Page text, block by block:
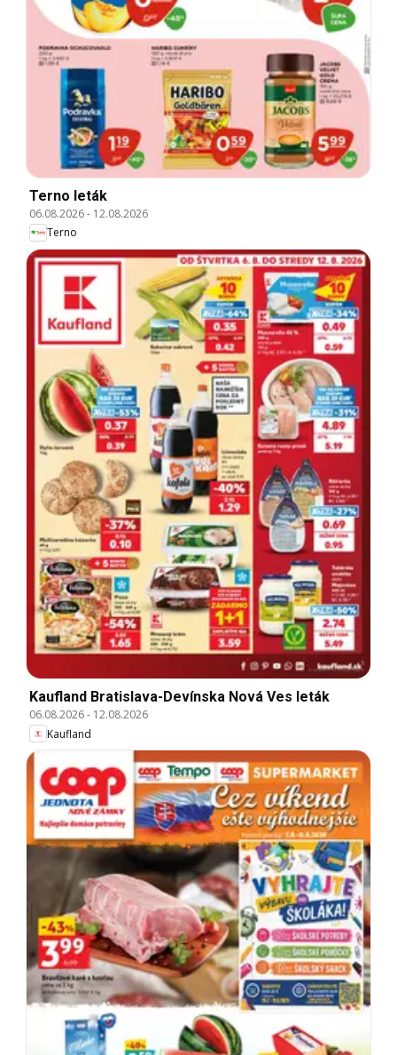
Terno leták
06.08.2026- 12.08.2026
Terno
Kaufland Bratislava-Devínska Nová Ves leták
06.08.2026- 12.08.2026
Kaufland